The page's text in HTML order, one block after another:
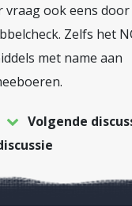
vraag ook eens door
Zelfs het
met name aan
Volgende